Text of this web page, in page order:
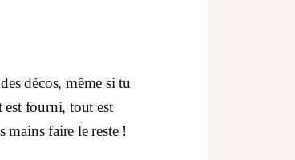
décos, même si tu
est fourni, tout est
mains faire le reste !